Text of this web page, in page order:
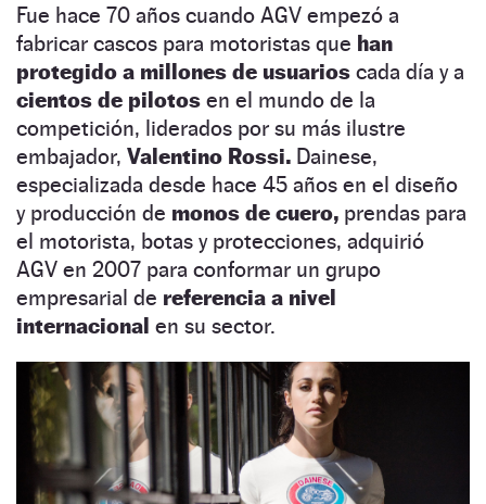
Fue hace 70 años cuando AGV empezó a
fabricar cascos para motoristas que han
protegido a millones de usuarios cada día y a
cientos de pilotos en el mundo de la
competición, liderados por su más ilustre
embajador, Valentino Rossi. Dainese,
especializada desde hace 45 años en el diseño
y producción de monos de cuero, prendas para
el motorista, botas y protecciones, adquirió
AGV en 2007 para conformar un grupo
empresarial de referencia a nivel
internacional en su sector.